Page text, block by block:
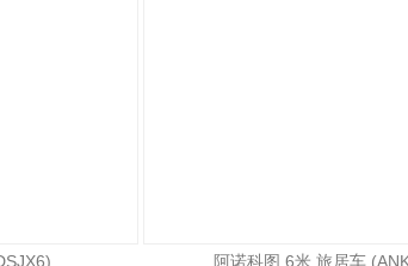
阿诺科图 6米 旅居车